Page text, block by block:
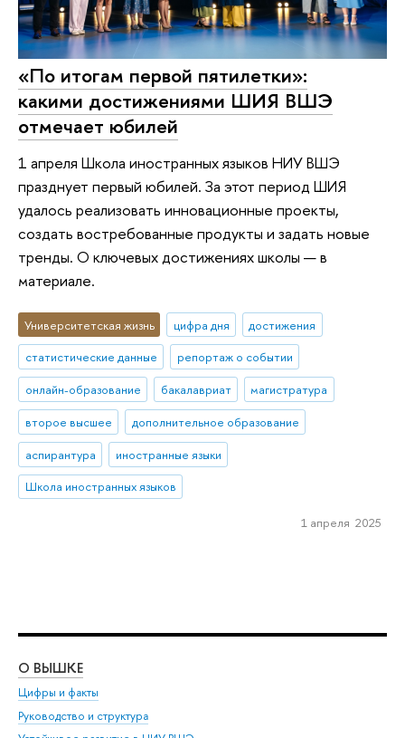
«По итогам первой пятилетки»:
какими достижениями ШИЯ ВШЭ
отмечает юбилей
1 апреля Школа иностранных языков НИУ ВШЭ
празднует первый юбилей. За этот период ШИЯ
удалось реализовать инновационные проекты,
создать востребованные продукты и задать новые
тренды. О ключевых достижениях школы — в
материале.
Университетская жизнь цифра дня
достижения
статистические данные
репортаж о событии
онлайн-образование
бакалавриат
магистратура
второе высшее
дополнительное образование
аспирантура
иностранные языки
Школа иностранных языков
1 апреля 2025
О ВЫШКЕ
Цифры и факты
Руководство и структура